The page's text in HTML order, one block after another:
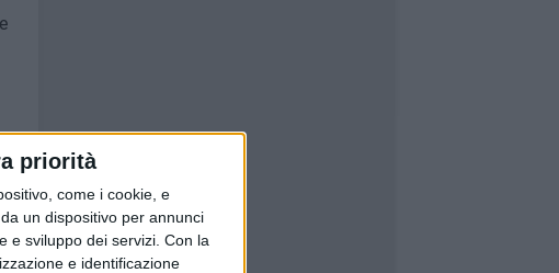
priorità
come i cookie, e
un dispositivo per annunci
e sviluppo dei servizi. Con la
e identificazione